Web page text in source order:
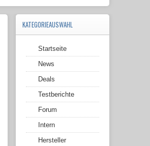
KATEGORIEAUSWAHL
Startseite
News
Deals
Testberichte
Forum
Intern
Hersteller